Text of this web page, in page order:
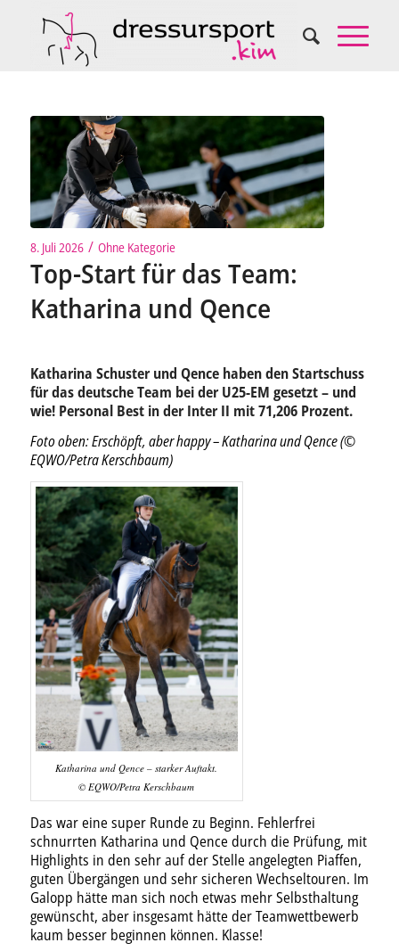
8. Juli 2026 / Ohne Kategorie
Top-Start für das Team:
Katharina und Qence
Katharina Schuster und Qence haben den Startschuss
für das deutsche Team bei der U25-EM gesetzt – und
wie! Personal Best in der Inter II mit 71,206 Prozent.
Foto oben: Erschöpft, aber happy – Katharina und Qence (©
EQWO/Petra Kerschbaum)
Katharina und Qence – starker Auftakt.
© EQWO/Petra Kerschbaum
Das war eine super Runde zu Beginn. Fehlerfrei
schnurrten Katharina und Qence durch die Prüfung, mit
Highlights in den sehr auf der Stelle angelegten Piaffen,
guten Übergängen und sehr sicheren Wechseltouren. Im
Galopp hätte man sich noch etwas mehr Selbsthaltung
gewünscht, aber insgesamt hätte der Teamwettbewerb
kaum besser beginnen können. Klasse!